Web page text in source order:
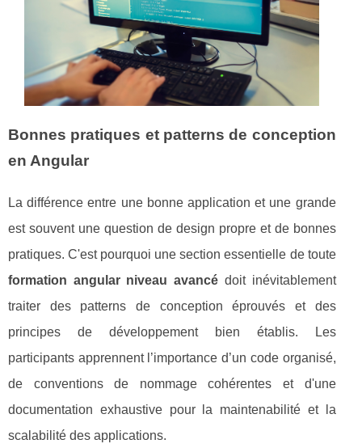
Bonnes pratiques et patterns de conception
en Angular
La différence entre une bonne application et une grande
est souvent une question de design propre et de bonnes
pratiques. C'est pourquoi une section essentielle de toute
formation angular niveau avancé doit inévitablement
traiter des patterns de conception éprouvés et des
principes de développement bien établis. Les
participants apprennent l’importance d’un code organisé,
de conventions de nommage cohérentes et d'une
documentation exhaustive pour la maintenabilité et la
scalabilité des applications.